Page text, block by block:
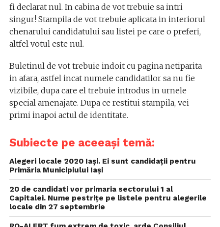
fi declarat nul. In cabina de vot trebuie sa intri
singur! Stampila de vot trebuie aplicata in interiorul
chenarului candidatului sau listei pe care o preferi,
altfel votul este nul.
Buletinul de vot trebuie indoit cu pagina netiparita
in afara, astfel incat numele candidatilor sa nu fie
vizibile, dupa care el trebuie introdus in urnele
special amenajate. Dupa ce restitui stampila, vei
primi inapoi actul de identitate.
Subiecte pe aceeași temă:
Alegeri locale 2020 Iași. Ei sunt candidații pentru
Primăria Municipiului Iași
20 de candidati vor primaria sectorului 1 al
Capitalei. Nume pestrițe pe listele pentru alegerile
locale din 27 septembrie